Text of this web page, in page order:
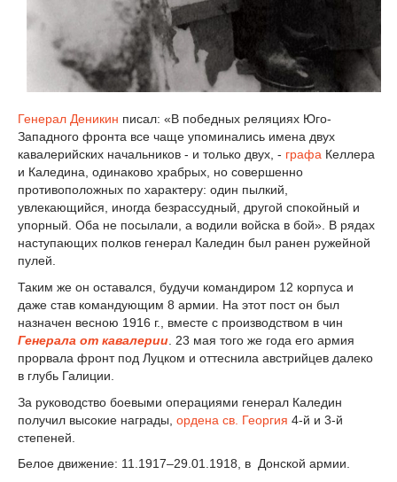
Генерал Деникин писал: «В победных реляциях Юго-
Западного фронта все чаще упоминались имена двух
кавалерийских начальников - и только двух, - графа Келлера
и Каледина, одинаково храбрых, но совершенно
противоположных по характеру: один пылкий,
увлекающийся, иногда безрассудный, другой спокойный и
упорный. Оба не посылали, а водили войска в бой». В рядах
наступающих полков генерал Каледин был ранен ружейной
пулей.
Таким же он оставался, будучи командиром 12 корпуса и
даже став командующим 8 армии. На этот пост он был
назначен весною 1916 г., вместе с производством в чин
Генерала от кавалерии . 23 мая того же года его армия
прорвала фронт под Луцком и оттеснила австрийцев далеко
в глубь Галиции.
За руководство боевыми операциями генерал Каледин
получил высокие награды, ордена св. Георгия 4-й и 3-й
степеней.
Белое движение: 11.1917–29.01.1918, в Донской армии.